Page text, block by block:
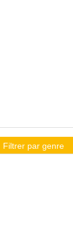
Filtrer par genre